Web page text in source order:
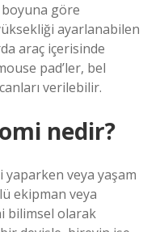
göre
ayarlanabilen
araç içerisinde
pad’ler, bel
verilebilir.
nedir?
yaparken veya yaşam
ekipman veya
bilimsel olarak